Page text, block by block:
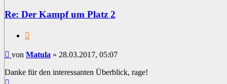
Re: Der Kampf um Platz 2
Beitrag
von Matula » 28.03.2017, 05:07
Danke für den interessanten Überblick, rage!